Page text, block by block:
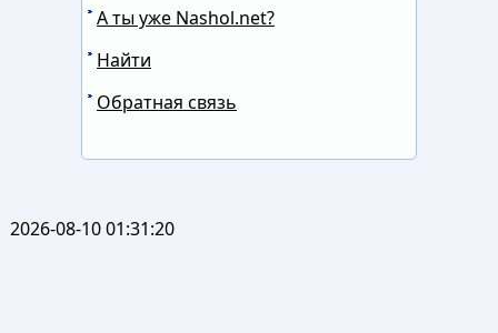
А ты уже Nashol.net?
Найти
Обратная связь
2026-08-10 01:31:20